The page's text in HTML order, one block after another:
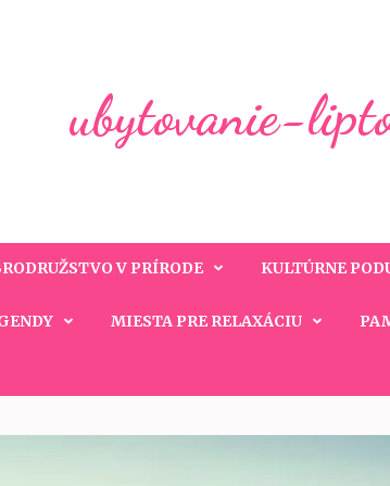
ubytovanie-
V PRÍRODE KULTÚRNE
MIESTA PRE RELAXÁCIU